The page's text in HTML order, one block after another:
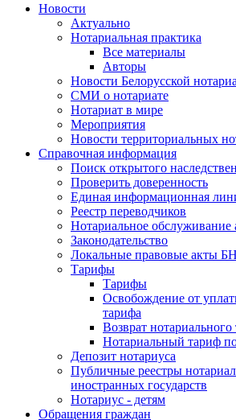
Новости
Актуально
Нотариальная практика
Все материалы
Авторы
Новости Белорусской
СМИ о нотариате
Нотариат в мире
Мероприятия
Новости территориальных
Справочная информация
Поиск открытого
Проверить доверенность
Единая информационная
Реестр переводчиков
Нотариальное обслуживание
Законодательство
Локальные правовые акты
Тарифы
Тарифы
Освобождение от
тарифа
Возврат нотариального
Нотариальный тариф
Депозит нотариуса
Публичные реестры
иностранных государств
Нотариус - детям
Обращения граждан